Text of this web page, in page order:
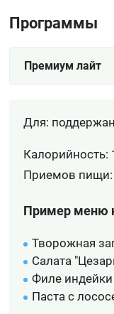
Программы
Премиум лайт
Для:
Калорийность:
Приемов пищи:
Пример меню
Творожная
Салата
Филе
Паста с